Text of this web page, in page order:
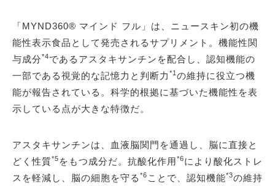
「MYND360® マインド フル」は、ニュースキン初の機
能性表示食品として発売されるサプリメント。機能性関
与成分*4であるアスタキサンチンを配合し、認知機能の
一部である視覚的な記憶力と判断力 *1 の維持に役立つ機
能が報告されている。科学的根拠に基づいた機能性を表
示している点が大きな特徴だ。
アスタキサンチンは、血液脳関門を通過し、脳に直接と
どく性質*5 をもつ成分だ。抗酸化作用*6により酸化ストレ
スを軽減し、脳の細胞を守る *6 ことで、認知機能*3の維持